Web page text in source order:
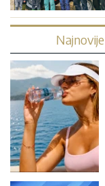
Najnovije